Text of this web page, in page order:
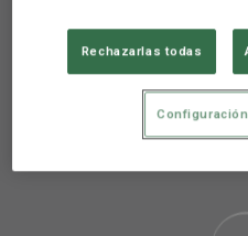
Rechazarlas todas